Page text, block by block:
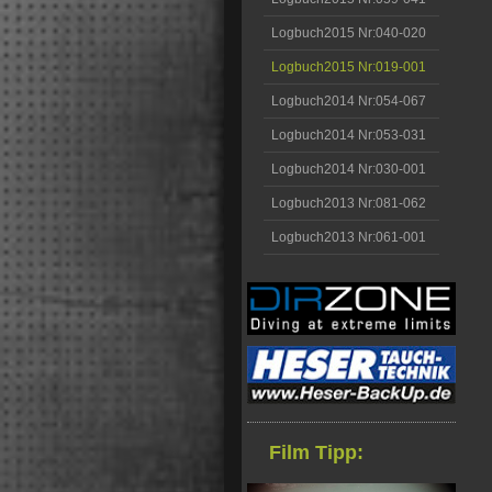
Logbuch2015 Nr:040-020
Logbuch2015 Nr:019-001
Logbuch2014 Nr:054-067
Logbuch2014 Nr:053-031
Logbuch2014 Nr:030-001
Logbuch2013 Nr:081-062
Logbuch2013 Nr:061-001
Film Tipp: